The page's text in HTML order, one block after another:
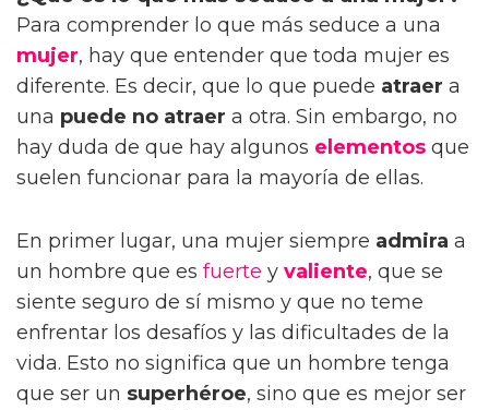
Para comprender lo que más seduce a una
mujer, hay que entender que toda mujer es
diferente. Es decir, que lo que puede atraer a
una puede no atraer a otra. Sin embargo, no
hay duda de que hay algunos elementos que
suelen funcionar para la mayoría de ellas.
En primer lugar, una mujer siempre admira a
un hombre que es fuerte y valiente, que se
siente seguro de sí mismo y que no teme
enfrentar los desafíos y las dificultades de la
vida. Esto no significa que un hombre tenga
que ser un superhéroe, sino que es mejor ser